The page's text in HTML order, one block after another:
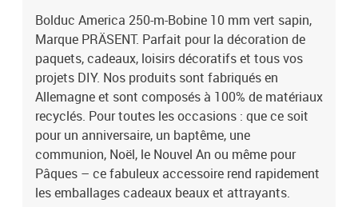
Bolduc America 250-m-Bobine 10 mm vert sapin,
Marque PRÄSENT. Parfait pour la décoration de
paquets, cadeaux, loisirs décoratifs et tous vos
projets DIY. Nos produits sont fabriqués en
Allemagne et sont composés à 100% de matériaux
recyclés. Pour toutes les occasions : que ce soit
pour un anniversaire, un baptême, une
communion, Noël, le Nouvel An ou même pour
Pâques – ce fabuleux accessoire rend rapidement
les emballages cadeaux beaux et attrayants.